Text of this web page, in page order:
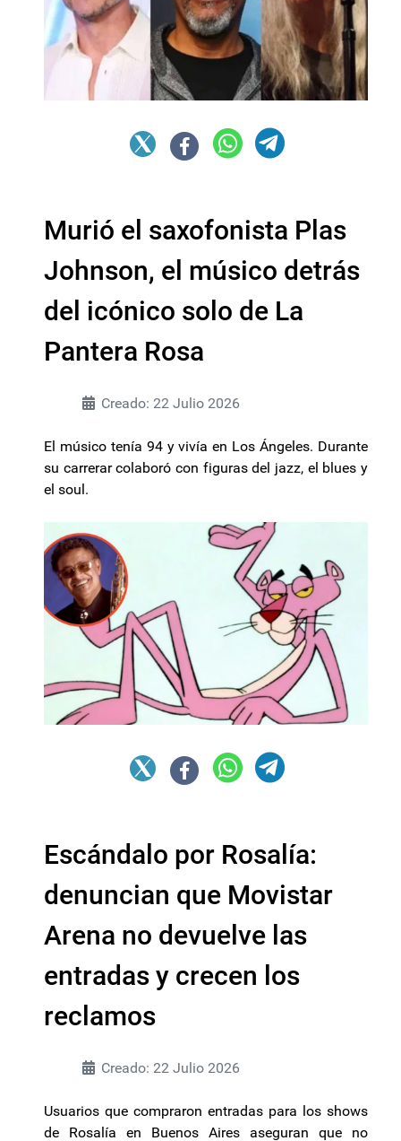
Murió el saxofonista Plas
Johnson, el músico detrás
del icónico solo de La
Pantera Rosa
Creado: 22 Julio 2026
El músico tenía 94 y vivía en Los Ángeles. Durante
su carrerar colaboró con figuras del jazz, el blues y
el soul.
Escándalo por Rosalía:
denuncian que Movistar
Arena no devuelve las
entradas y crecen los
reclamos
Creado: 22 Julio 2026
Usuarios que compraron entradas para los shows
de Rosalía en Buenos Aires aseguran que no